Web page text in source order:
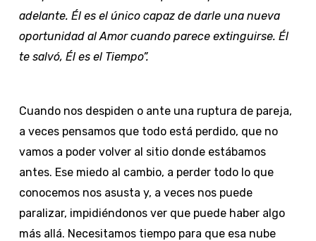
adelante. Él es el único capaz de darle una nueva
oportunidad al Amor cuando parece extinguirse. Él
te salvó, Él es el Tiempo”.
Cuando nos despiden o ante una ruptura de pareja,
a veces pensamos que todo está perdido, que no
vamos a poder volver al sitio donde estábamos
antes. Ese miedo al cambio, a perder todo lo que
conocemos nos asusta y, a veces nos puede
paralizar, impidiéndonos ver que puede haber algo
más allá. Necesitamos tiempo para que esa nube